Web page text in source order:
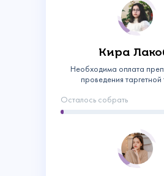
Кира
Необходима оплата
проведения
Осталось собрать
нами
Сделать